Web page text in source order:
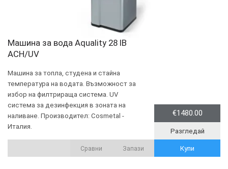
Машина за вода Aquality 28 IB
ACH/UV
Машина за топла, студена и стайна
температура на водата. Възможност за
избор на филтрираща система. UV
система за дезинфекция в зоната на
наливане. Производител: Cosmetal -
Италия.
€1480.00
Разгледай
Купи
Запази
Сравни